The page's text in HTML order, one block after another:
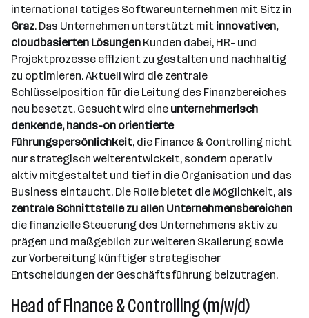
international tätiges Softwareunternehmen mit Sitz in
Graz. Das Unternehmen unterstützt mit innovativen,
cloudbasierten Lösungen Kunden dabei, HR- und
Projektprozesse effizient zu gestalten und nachhaltig
zu optimieren. Aktuell wird die zentrale
Schlüsselposition für die Leitung des Finanzbereiches
neu besetzt. Gesucht wird eine unternehmerisch
denkende, hands-on orientierte
Führungspersönlichkeit, die Finance & Controlling nicht
nur strategisch weiterentwickelt, sondern operativ
aktiv mitgestaltet und tief in die Organisation und das
Business eintaucht. Die Rolle bietet die Möglichkeit, als
zentrale Schnittstelle zu allen Unternehmensbereichen
die finanzielle Steuerung des Unternehmens aktiv zu
prägen und maßgeblich zur weiteren Skalierung sowie
zur Vorbereitung künftiger strategischer
Entscheidungen der Geschäftsführung beizutragen.
Head of Finance & Controlling (m/w/d)